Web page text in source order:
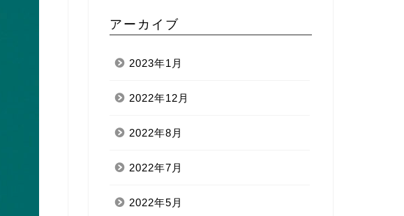
アーカイブ
2023年1月
2022年12月
2022年8月
2022年7月
2022年5月